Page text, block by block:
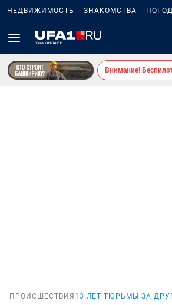
НЕДВИЖИМОСТЬ ЗНАКОМСТВА
Внимание!
ПРОИСШЕСТВИЯ 13 ЛЕТ ТЮРЬМЫ ЗА